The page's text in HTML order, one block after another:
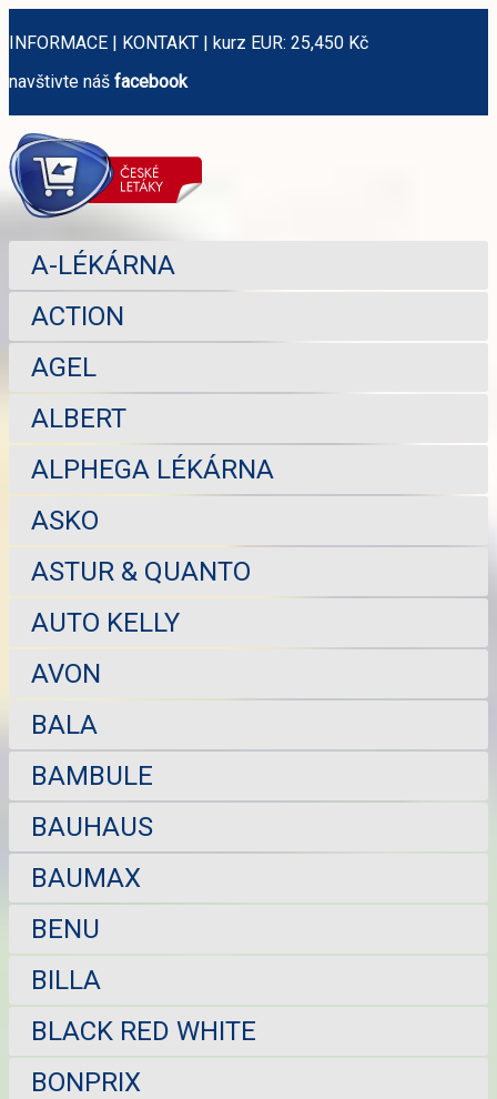
INFORMACE | KONTAKT | kurz EUR: 25,450 Kč
navštivte náš facebook
A-LÉKÁRNA
ACTION
AGEL
ALBERT
ALPHEGA LÉKÁRNA
ASKO
ASTUR & QUANTO
AUTO KELLY
AVON
BALA
BAMBULE
BAUHAUS
BAUMAX
BENU
BILLA
BLACK RED WHITE
BONPRIX